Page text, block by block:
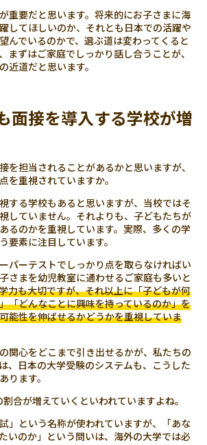
重要だと思います。将来的にお子さまに海
してほしいのか、それとも日本での活躍や
んでいるのかで、選ぶ道は変わってくると
まずはご家庭でしっかり話し合うことが、
近道だと思います。
面接を導入する学校が増
を担当されることがあるかと思いますが、
を重視されていますか。
する学校もあると思いますが、当校ではそ
していません。それよりも、子どもたちが
るのかを重視しています。実際、多くの学
要素に注目しています。
パーテストでしっかり点を取らなければい
さまを幼児教室に通わせるご家庭も多いと
力も大切ですが、それ以上に「子どもが何
「どんなことに興味を持っているのか」を
能性を伸ばせるかどうかを重視していま
関心をどこまで引き出せるかが、私たちの
、日本の大学受験のシステムも、こうした
ります。
合が増えていくといわれていますよね。
」という名称が使われていますが、「あな
いのか」という問いは、海外の大学では必